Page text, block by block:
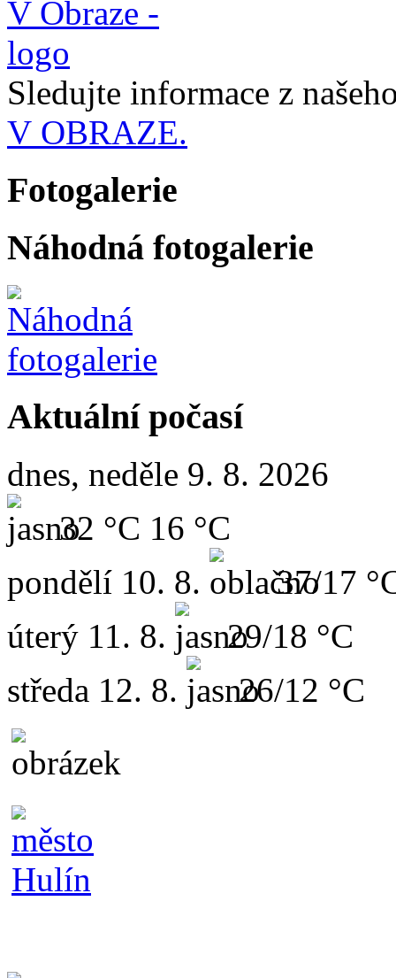
Sledujte informace z
V OBRAZE.
Fotogalerie
Náhodná fotogalerie
Aktuální počasí
dnes, neděle 9. 8. 2026
32 °C 16 °C
pondělí 10. 8.
37/17
úterý 11. 8.
29/18 °C
středa 12. 8. 26/12 °C